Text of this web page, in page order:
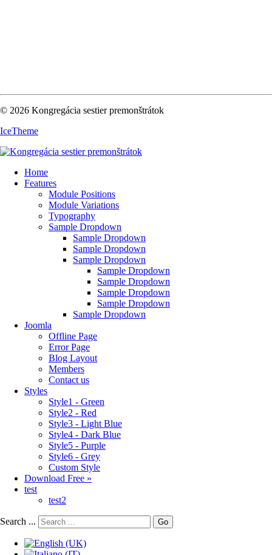
© 2026 Kongregácia sestier premonštrátok
IceTheme
Home
Features
Module Positions
Module Variations
Typography
Sample Dropdown
Sample Dropdown
Sample Dropdown
Sample Dropdown
Sample Dropdown
Sample Dropdown
Sample Dropdown
Sample Dropdown
Sample Dropdown
Joomla
Offline Page
Error Page
Blog Layout
Members
Contact us
Styles
Style1 - Green
Style2 - Red
Style3 - Light Blue
Style4 - Dark Blue
Style5 - Purple
Style6 - Grey
Custom Style
Download Free »
test
test2
Search ... Go